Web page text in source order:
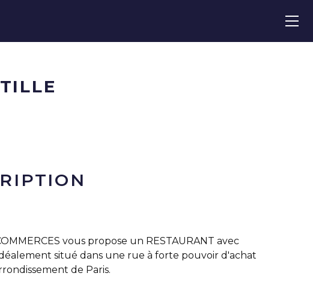
vous propose un RESTAURANT avec
situé dans une rue à forte pouvoir d'achat
de Paris.